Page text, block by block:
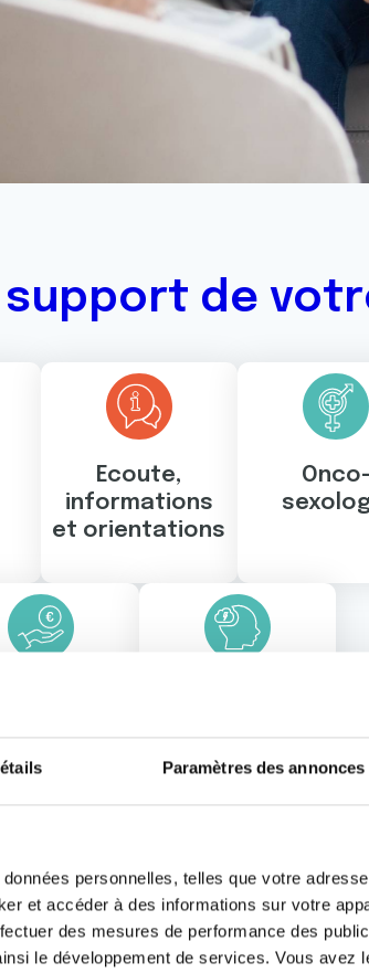
Paramètres des annonces
personnelles, telles que votre
et accéder à des informations sur votre
des mesures de performance des
le développement de services. Vous avez
support de
Ecoute,
informations
et orientations
Onco-
votre